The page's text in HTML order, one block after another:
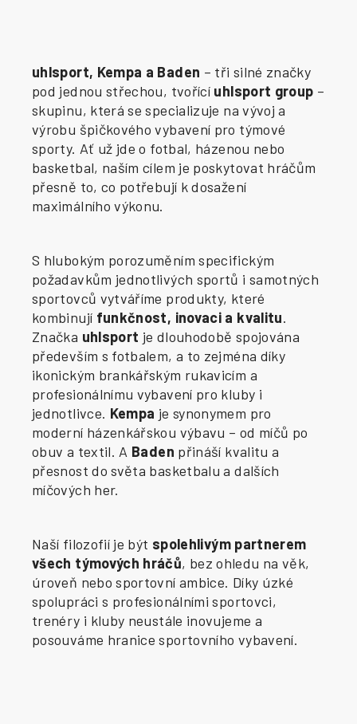
uhlsport, Kempa a Baden – tři silné značky
pod jednou střechou, tvořící uhlsport group –
skupinu, která se specializuje na vývoj a
výrobu špičkového vybavení pro týmové
sporty. Ať už jde o fotbal, házenou nebo
basketbal, naším cílem je poskytovat hráčům
přesně to, co potřebují k dosažení
maximálního výkonu.
S hlubokým porozuměním specifickým
požadavkům jednotlivých sportů i samotných
sportovců vytváříme produkty, které
kombinují funkčnost, inovaci a kvalitu.
Značka uhlsport je dlouhodobě spojována
především s fotbalem, a to zejména díky
ikonickým brankářským rukavicím a
profesionálnímu vybavení pro kluby i
jednotlivce. Kempa je synonymem pro
moderní házenkářskou výbavu – od míčů po
obuv a textil. A Baden přináší kvalitu a
přesnost do světa basketbalu a dalších
míčových her.
Naší filozofií je být spolehlivým partnerem
všech týmových hráčů, bez ohledu na věk,
úroveň nebo sportovní ambice. Díky úzké
spolupráci s profesionálními sportovci,
trenéry i kluby neustále inovujeme a
posouváme hranice sportovního vybavení.